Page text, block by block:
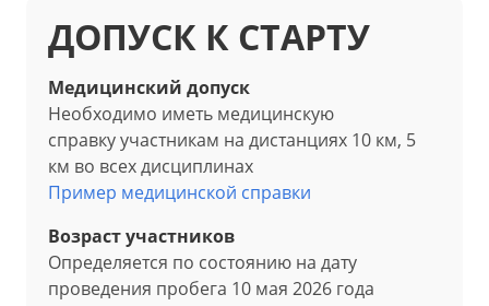
ДОПУСК К СТАРТУ
Медицинский допуск
Необходимо иметь медицинскую
справку участникам на дистанциях 10 км, 5
км во всех дисциплинах
Пример медицинской справки
Возраст участников
Определяется по состоянию на дату
проведения пробега 10 мая 2026 года